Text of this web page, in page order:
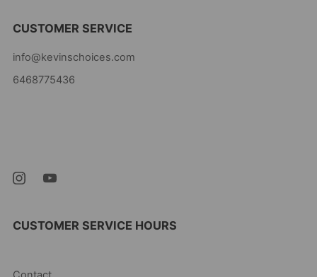
CUSTOMER SERVICE
info@kevinschoices.com
6468775436
CUSTOMER SERVICE HOURS